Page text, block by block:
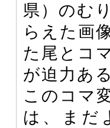
県）のむ
らえた画
た尾とコ
が迫力あ
このコマ
は、まだ